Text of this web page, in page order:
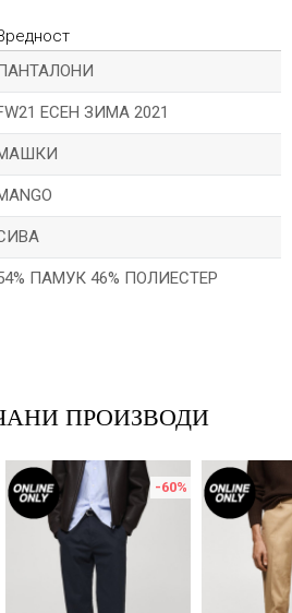
ЕСЕН ЗИМА 2021
ПАМУК 46% ПОЛИЕСТЕР
ПРОИЗВОДИ
-60%